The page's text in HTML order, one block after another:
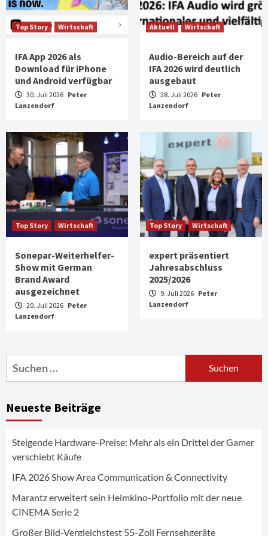
Top Story Wirtschaft
IFA App 2026 als
Download für iPhone
und Android verfügbar
30. Juli 2026 Peter
Lanzendorf
Aktuell Wirtschaft
Audio-Bereich auf der
IFA 2026 wird deutlich
ausgebaut
28. Juli 2026 Peter
Lanzendorf
Top Story Wirtschaft
Sonepar-Weiterhelfer-
Show mit German
Brand Award
ausgezeichnet
20. Juli 2026 Peter
Lanzendorf
Top Story Wirtschaft
expert präsentiert
Jahresabschluss
2025/2026
9. Juli 2026 Peter
Lanzendorf
Suchen
nach:
Neueste Beiträge
Steigende Hardware-Preise: Mehr als ein Drittel der Gamer
verschiebt Käufe
IFA 2026 Show Area Communication & Connectivity
Marantz erweitert sein Heimkino-Portfolio mit der neue
CINEMA Serie 2
Großer Bild-Vergleichstest 55-Zoll Fernsehgeräte
4
News aus dem Internet
Fernsehgeräte
5
NIQ kehrt zur IFA 2026 zurück und prägt
die Branchendebatte
Aktuell
CHERRY baut Vertriebsteam in